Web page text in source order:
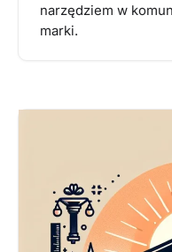
narzędziem w
marki.